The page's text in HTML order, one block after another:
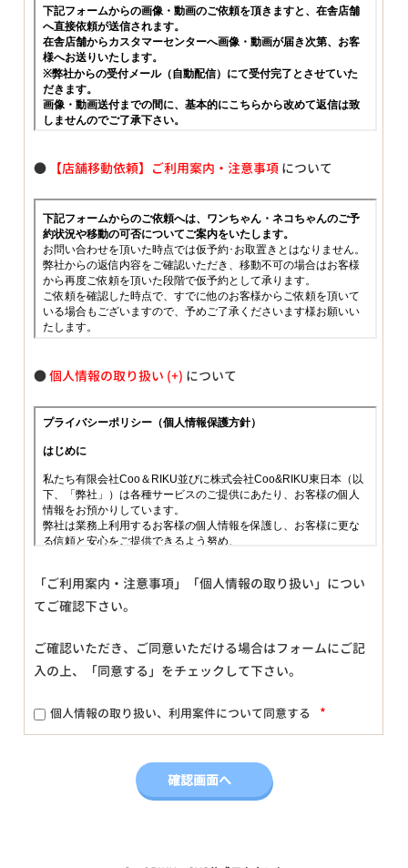
● 【店舗移動依頼】ご利用案内・注意事項 について
●個人情報の取り扱い について
「ご利用案内・注意事項」「個人情報の取り扱い」につい
てご確認下さい。
ご確認いただき、ご同意いただける場合はフォームにご記
入の上、「同意する」をチェックして下さい。
個人情報の取り扱い、利用案件について同意する *